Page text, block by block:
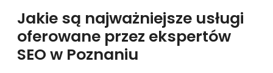
Jakie są najważniejsze usługi
oferowane przez ekspertów
SEO w Poznaniu